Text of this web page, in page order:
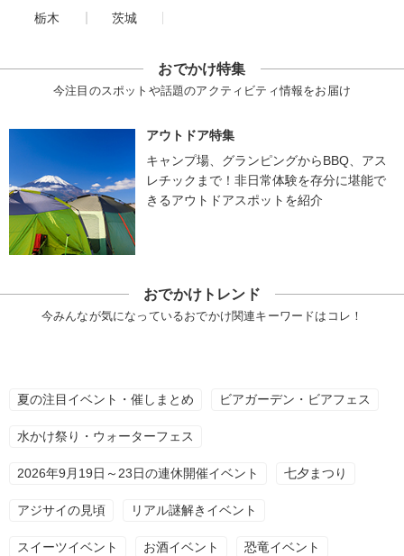
栃木
茨城
おでかけ特集
今注目のスポットや話題のアクティビティ情報をお届け
アウトドア特集
キャンプ場、グランピングからBBQ、アス
レチックまで！非日常体験を存分に堪能で
きるアウトドアスポットを紹介
おでかけトレンド
今みんなが気になっているおでかけ関連キーワードはコレ！
夏の注目イベント・催しまとめ ビアガーデン・ビアフェス
水かけ祭り・ウォーターフェス
2026年9月19日～23日の連休開催イベント 七夕まつり
アジサイの見頃 リアル謎解きイベント
スイーツイベント お酒イベント 恐竜イベント